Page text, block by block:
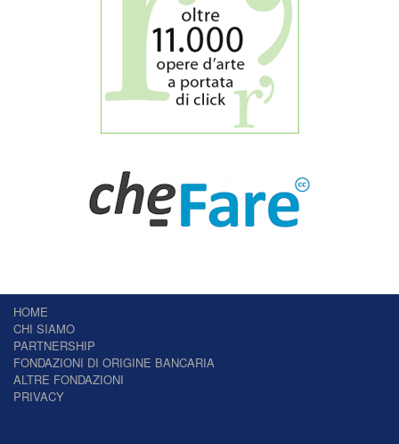
HOME
CHI SIAMO
PARTNERSHIP
FONDAZIONI DI ORIGINE BANCARIA
ALTRE FONDAZIONI
PRIVACY